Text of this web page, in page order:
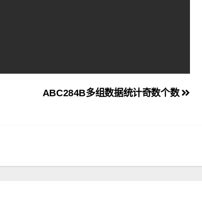
ABC284B多组数据统计奇数个数